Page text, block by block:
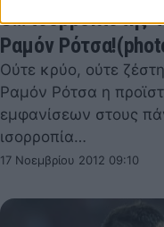
Ο… ισορροπιστής
Ραμόν
Ούτε κρύο, ούτε
Ραμόν Ρότσα η
εμφανίσεων στους
ισορροπία…
17 Νοεμβρίου 2012 09:10